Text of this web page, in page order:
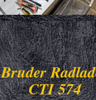
Bruder
CTI 574